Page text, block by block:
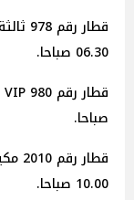
قطار رقم 978 ثالثة مكيفة
06.30 صباحا.
قطار رقم 980 VIP
صباحا.
قطار رقم 2010 مكيف
10.00 صباحا.